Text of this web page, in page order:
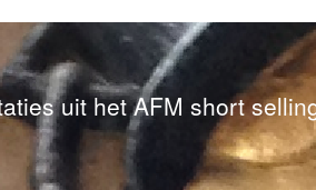
uit het AFM short